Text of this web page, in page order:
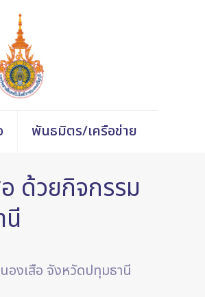
พันธมิตร/เครือข่าย
ด้วยกิจกรรม
นี
องเสือ จังหวัดปทุมธานี